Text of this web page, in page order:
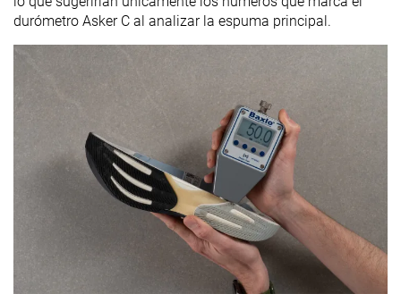
durómetro Asker C al analizar la espuma principal.